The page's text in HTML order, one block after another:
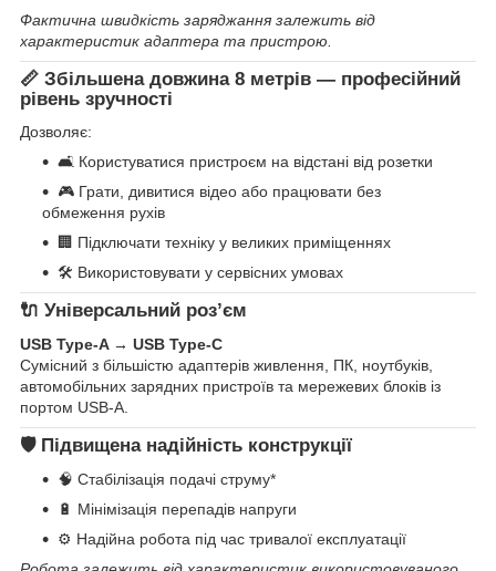
Фактична швидкість заряджання залежить від
характеристик адаптера та пристрою.
📏 Збільшена довжина 8 метрів — професійний
рівень зручності
Дозволяє:
🛋 Користуватися пристроєм на відстані від розетки
🎮 Грати, дивитися відео або працювати без
обмеження рухів
🏢 Підключати техніку у великих приміщеннях
🛠 Використовувати у сервісних умовах
🔌 Універсальний роз’єм
USB Type-A → USB Type-C
Сумісний з більшістю адаптерів живлення, ПК, ноутбуків,
автомобільних зарядних пристроїв та мережевих блоків із
портом USB-A.
🛡 Підвищена надійність конструкції
🧠 Стабілізація подачі струму*
🔋 Мінімізація перепадів напруги
⚙️ Надійна робота під час тривалої експлуатації